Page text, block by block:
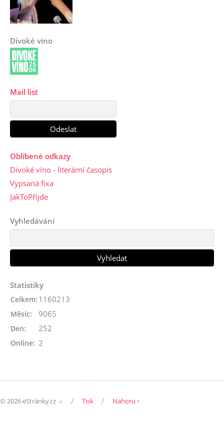
Divoké víno
Mail list
Oblíbené odkazy
Divoké víno - literární časopis
Vypsaná fixa
JakToPřijde
Vyhledávání
Statistiky
Online: 2
Celkem: 1160213
Měsíc: 9065
Den: 252
© 2026 eStránky.cz / Tisk / Nahoru ↑